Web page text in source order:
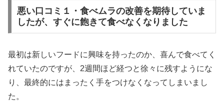
悪い口コミ１・食べムラの改善を期待していま
したが、すぐに飽きて食べなくなりました
最初は新しいフードに興味を持ったのか、喜んで食べてく
れていたのですが、2週間ほど経つと徐々に残すようにな
り、最終的にはまったく手をつけなくなってしまいまし
た。